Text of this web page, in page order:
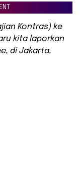
Kontras) ke
kita laporkan
di Jakarta,